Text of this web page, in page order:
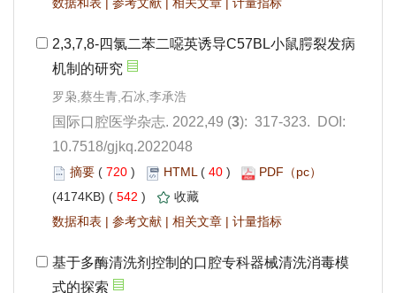
|
| |
): 317-323. DOI:
10.7518/gjkq.2022048
720 ) 40 )
542 )
|
| |